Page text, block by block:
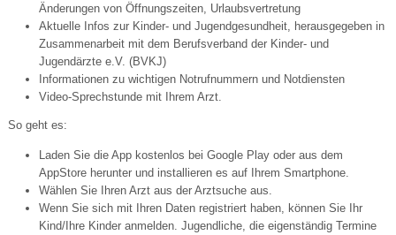
Änderungen von Öffnungszeiten, Urlaubsvertretung
Aktuelle Infos zur Kinder- und Jugendgesundheit, herausgegeben in
Zusammenarbeit mit dem Berufsverband der Kinder- und
Jugendärzte e.V. (BVKJ)
Informationen zu wichtigen Notrufnummern und Notdiensten
Video-Sprechstunde mit Ihrem Arzt.
So geht es:
Laden Sie die App kostenlos bei Google Play oder aus dem
AppStore herunter und installieren es auf Ihrem Smartphone.
Wählen Sie Ihren Arzt aus der Arztsuche aus.
Wenn Sie sich mit Ihren Daten registriert haben, können Sie Ihr
Kind/Ihre Kinder anmelden. Jugendliche, die eigenständig Termine